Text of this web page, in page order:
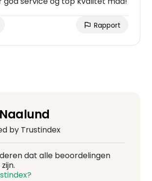
Rapport
by Trustindex
dat alle beoordelingen